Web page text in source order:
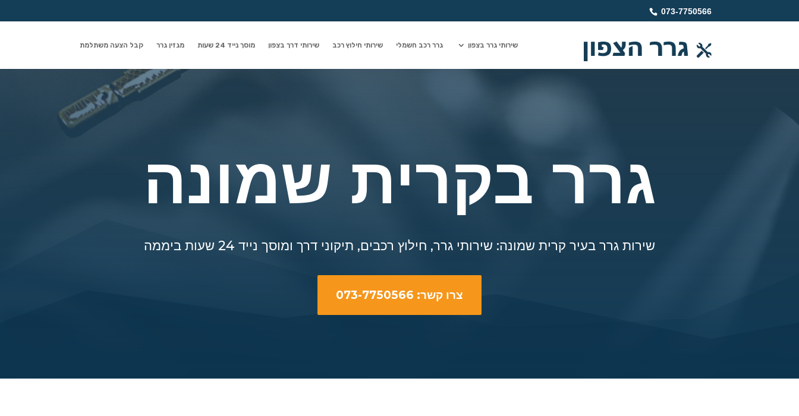
073-7750566
שירותי גרר בצפון גרר רכב חשמלי שירותי חילוץ רכב שירותי דרך בצפון מוסך נייד 24 שעות מגזין גרר קבל הצעה משתלמת
גרר בקרית שמונה
שירות גרר בעיר קרית שמונה: שירותי גרר, חילוץ רכבים, תיקוני דרך ומוסך נייד 24 שעות ביממה
צרו קשר: 073-7750566